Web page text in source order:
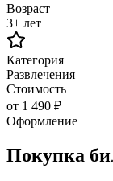
Возраст
3+ лет
Категория
Развлечения
Стоимость
от 1 490 ₽
Оформление
Покупка